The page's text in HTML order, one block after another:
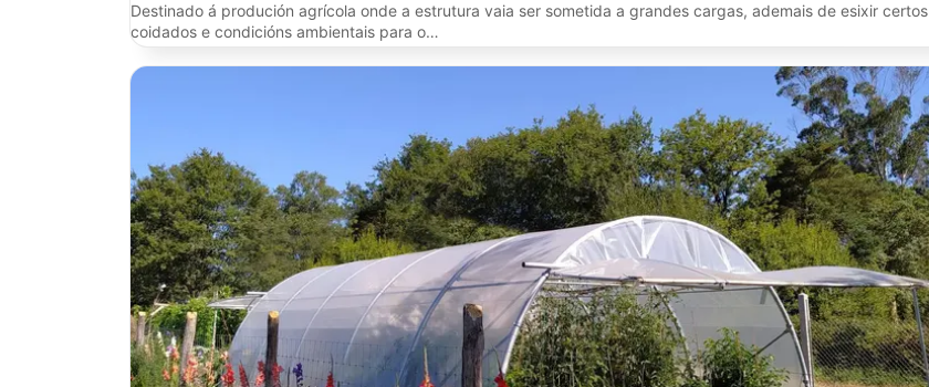
Destinado á produción agrícola onde a estrutura vaia ser sometida a grandes cargas, ademais de esixir certos
coidados e condicións ambientais para o…